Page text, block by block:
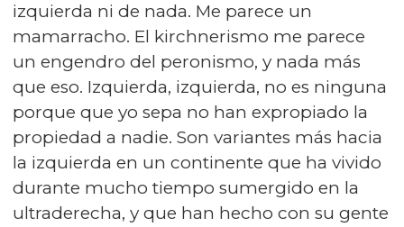
izquierda ni de nada. Me parece un
mamarracho. El kirchnerismo me parece
un engendro del peronismo, y nada más
que eso. Izquierda, izquierda, no es ninguna
porque que yo sepa no han expropiado la
propiedad a nadie. Son variantes más hacia
la izquierda en un continente que ha vivido
durante mucho tiempo sumergido en la
ultraderecha, y que han hecho con su gente